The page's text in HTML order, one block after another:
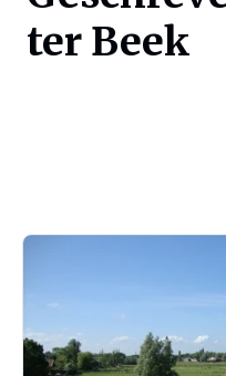
ter Beek